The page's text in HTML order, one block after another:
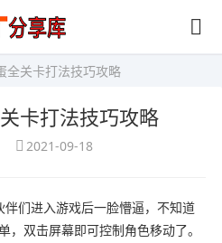
全关卡打法技巧攻略
卡打法技巧攻略
2021-09-18
们进入游戏后一脸懵逼，不知道
，双击屏幕即可控制角色移动了。